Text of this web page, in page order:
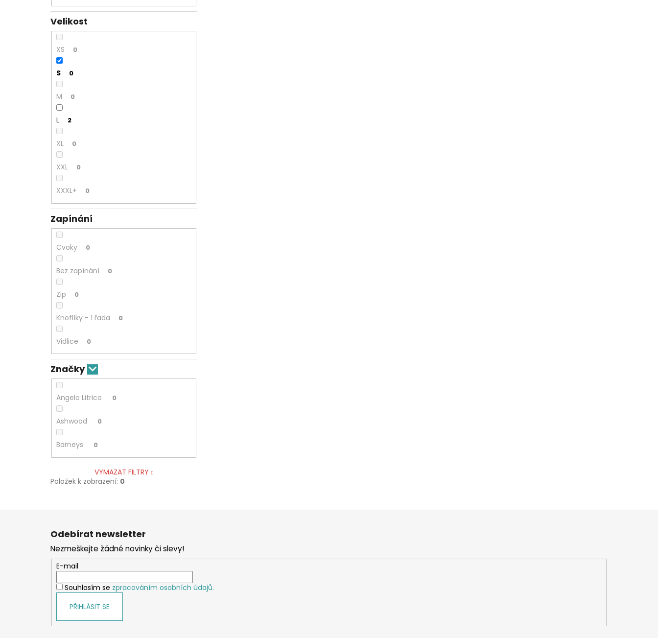
Velikost
XS 0
S 0
M 0
L 2
XL 0
XXL 0
XXXL+ 0
Zapínání
Cvoky 0
Bez zapínání 0
Zip 0
Knoflíky - 1 řada 0
Vidlice 0
Značky
Angelo Litrico 0
Ashwood 0
Barneys 0
VYMAZAT FILTRY
Položek k zobrazení: 0
Z
Odebírat newsletter
Nezmeškejte žádné novinky či slevy!
E-mail
Souhlasím se zpracováním osobních údajů.
PŘIHLÁSIT SE